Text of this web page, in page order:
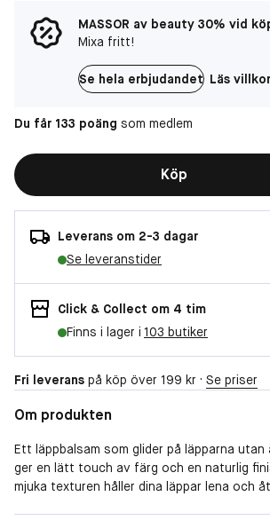
MASSOR av beauty 30% vid
Mixa fritt!
Se hela erbjudandet Läs villkor
Du får 133 poäng som medlem
Köp
Leverans om 2-3 dagar
Se leveranstider
Click & Collect om 4 tim
Finns i lager i 103 butiker
Fri leverans på köp över 199 kr · Se priser
Om produkten
Ett läppbalsam som glider på läpparna
ger en lätt touch av färg och en naturlig
mjuka texturen håller dina läppar lena och